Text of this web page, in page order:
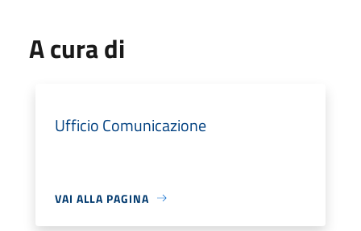
A cura di
Ufficio Comunicazione
VAI ALLA PAGINA